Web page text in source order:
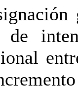
de